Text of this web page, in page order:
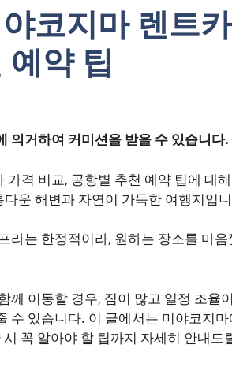
코지마 렌트
약 팁
의거하여 커미션을 받을 수 있습니다.
가격 비교, 공항별 추천 예약 팁에 대
운 해변과 자연이 가득한 여행지입
라는 한정적이라, 원하는 장소를 마
께 이동할 경우, 짐이 많고 일정 조율
수 있습니다. 이 글에서는 미야코지
꼭 알아야 할 팁까지 자세히 안내드